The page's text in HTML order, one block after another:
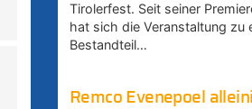
Tirolerfest. Seit seiner
hat sich die Veranstaltung zu
Bestandteil…
Remco Evenepoel